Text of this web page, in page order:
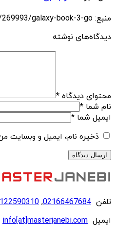
منبع: https://techfars.com/269993/galaxy-book-3-go/
دیدگاه‌های نوشته
محتوای دیدگاه *
نام شما *
ایمیل شما *
ذخیره نام، ایمیل و وبسایت
تلفن 02166467684
,
ایمیل info[at]masterjanebi.com